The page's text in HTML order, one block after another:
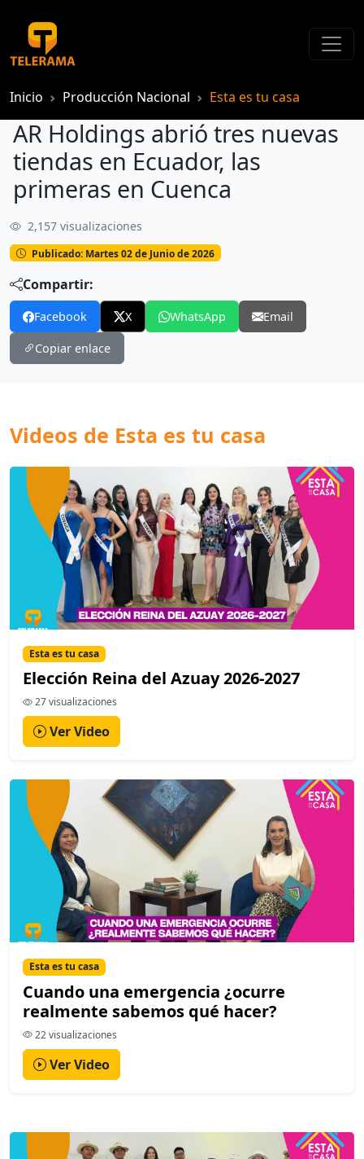
Inicio Producción Nacional Esta es tu casa
AR Holdings abrió tres nuevas
tiendas en Ecuador, las
primeras en Cuenca
2,157 visualizaciones
Publicado: Martes 02 de Junio de 2026
Compartir:
Facebook X WhatsApp Email
Copiar enlace
Videos de Esta es tu casa
Esta es tu casa
Elección Reina del Azuay 2026-2027
27 visualizaciones
Ver Video
Esta es tu casa
Cuando una emergencia ¿ocurre
realmente sabemos qué hacer?
22 visualizaciones
Ver Video